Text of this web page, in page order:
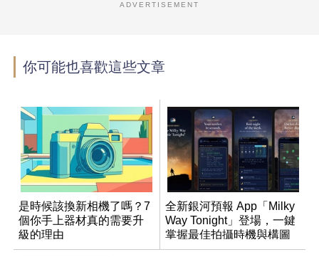
ADVERTISEMENT
你可能也喜歡這些文章
是時候該換新相機了嗎？7
個你手上器材真的需要升
級的理由
全新銀河預報 App「Milky
Way Tonight」登場，一鍵
掌握最佳拍攝時機與構圖